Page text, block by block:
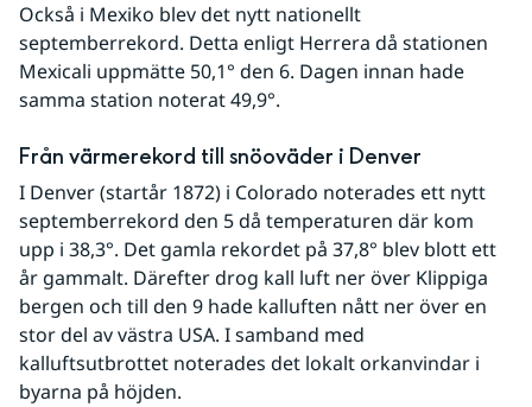
Också i Mexiko blev det nytt nationellt
septemberrekord. Detta enligt Herrera då stationen
Mexicali uppmätte 50,1° den 6. Dagen innan hade
samma station noterat 49,9°.
Från värmerekord till snöoväder i Denver
I Denver (startår 1872) i Colorado noterades ett nytt
septemberrekord den 5 då temperaturen där kom
upp i 38,3°. Det gamla rekordet på 37,8° blev blott ett
år gammalt. Därefter drog kall luft ner över Klippiga
bergen och till den 9 hade kalluften nått ner över en
stor del av västra USA. I samband med
kalluftsutbrottet noterades det lokalt orkanvindar i
byarna på höjden.